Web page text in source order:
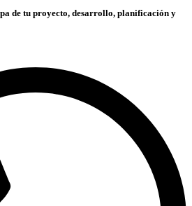
de tu proyecto, desarrollo, planificación y